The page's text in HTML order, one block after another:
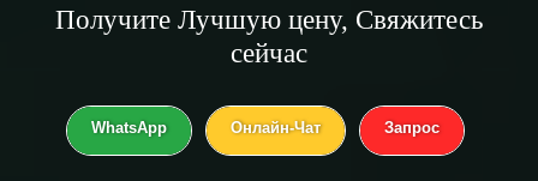
Получите Лучшую цену, Свяжитесь
сейчас
WhatsApp Онлайн-Чат Запрос